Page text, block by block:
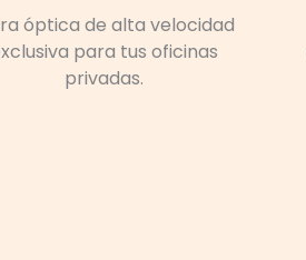
óptica de alta velocidad
para tus oficinas
privadas.